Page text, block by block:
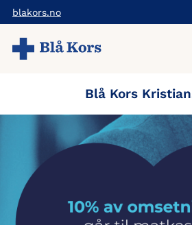
Hopp
til
hovedinnholdet
blakors.no
Blå Kors